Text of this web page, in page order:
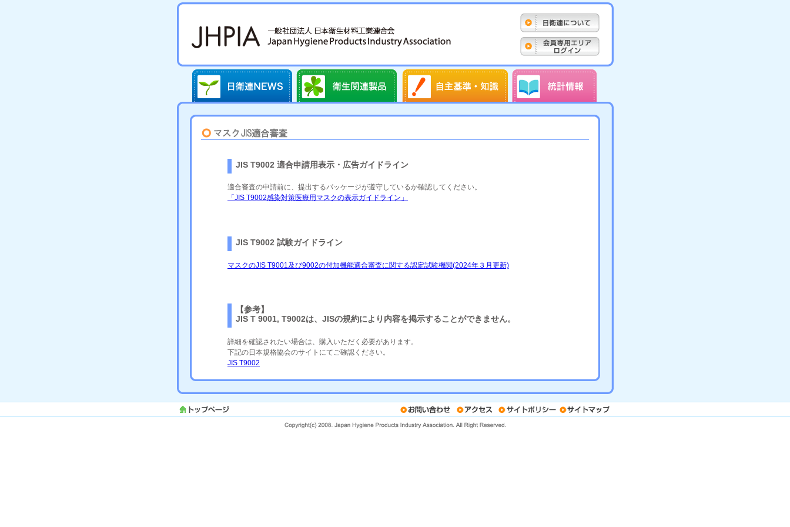
JIS T9002 適合申請用表示・広告ガイドライン
適合審査の申請前に、提出するパッケージが遵守しているか確認してください。
「JIS T9002感染対策医療用マスクの表示ガイドライン」
JIS T9002 試験ガイドライン
マスクのJIS T9001及び9002の付加機能適合審査に関する認定試験機関(2024年３月更新)
【参考】
JIS T 9001, T9002は、JISの規約により内容を掲示することができません。
詳細を確認されたい場合は、購入いただく必要があります。
下記の日本規格協会のサイトにてご確認ください。
JIS T9002